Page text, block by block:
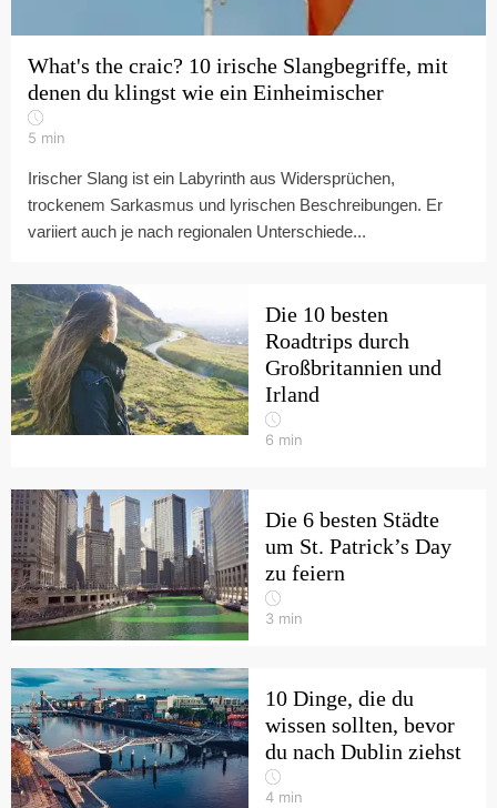
What's the craic? 10 irische Slangbegriffe, mit
denen du klingst wie ein Einheimischer
5 min
Irischer Slang ist ein Labyrinth aus Widersprüchen,
trockenem Sarkasmus und lyrischen Beschreibungen. Er
variiert auch je nach regionalen Unterschiede...
Die 10 besten
Roadtrips durch
Großbritannien und
Irland
6 min
Die 6 besten Städte
um St. Patrick’s Day
zu feiern
3 min
10 Dinge, die du
wissen sollten, bevor
du nach Dublin ziehst
4 min